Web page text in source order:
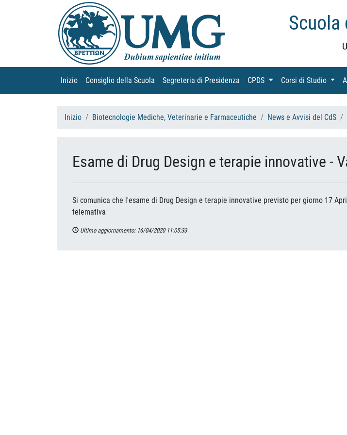
Scuola
Inizio (current)
Consiglio della Scuola (current)
Segreteria di Presidenza (current)
CPDS (current)Corsi di Studio
Inizio Biotecnologie Mediche, Veterinarie e Farmaceutiche News e Avvisi del CdS
Esame di Drug Design e terapie innovative -
Si comunica che l'esame di Drug Design e terapie innovative previsto per giorno 17
telemativa
Ultimo aggiornamento: 16/04/2020 11:05:33